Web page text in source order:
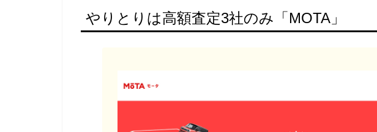
やりとりは高額査定3社のみ「MOTA」